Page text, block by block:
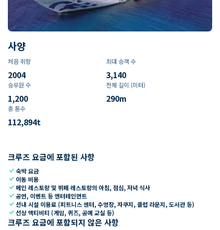
사양
처음 취항
2004
최대 승객 수
3,140
승무원 수
1,200
전체 길이 (미터)
290m
총 톤수
112,894t
크루즈 요금에 포함된 사항
check숙박 요금
check 이동 비용
check 메인 레스토랑 및 뷔페 레스토랑의 아침, 점심, 저녁 식사
check공연, 이벤트 등 엔터테인먼트
check선내 시설 이용료 (피트니스 센터, 수영장, 자쿠지, 클럽 라운지, 도서관 등)
check선상 액티비티 (게임, 퀴즈, 공예 교실 등)
크루즈 요금에 포함되지 않은 사항